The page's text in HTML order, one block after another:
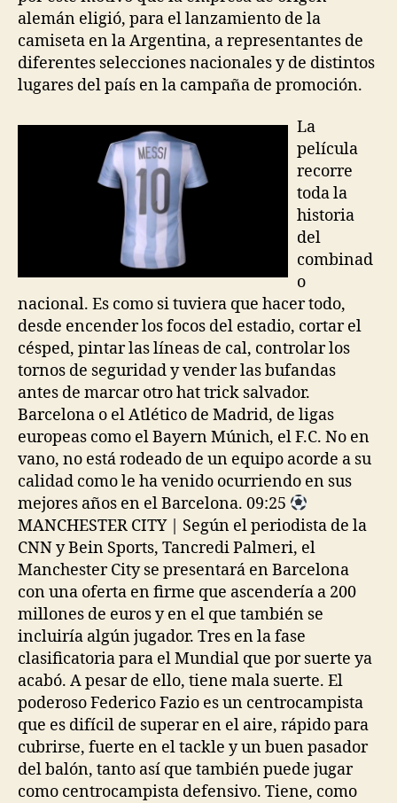
alemán eligió, para el lanzamiento de la
camiseta en la Argentina, a representantes de
diferentes selecciones nacionales y de distintos
lugares del país en la campaña de promoción.
La
película
recorre
toda la
historia
del
combinad
o
nacional. Es como si tuviera que hacer todo,
desde encender los focos del estadio, cortar el
césped, pintar las líneas de cal, controlar los
tornos de seguridad y vender las bufandas
antes de marcar otro hat trick salvador.
Barcelona o el Atlético de Madrid, de ligas
europeas como el Bayern Múnich, el F.C. No en
vano, no está rodeado de un equipo acorde a su
calidad como le ha venido ocurriendo en sus
mejores años en el Barcelona. 09:25
MANCHESTER CITY | Según el periodista de la
CNN y Bein Sports, Tancredi Palmeri, el
Manchester City se presentará en Barcelona
con una oferta en firme que ascendería a 200
millones de euros y en el que también se
incluiría algún jugador. Tres en la fase
clasificatoria para el Mundial que por suerte ya
acabó. A pesar de ello, tiene mala suerte. El
poderoso Federico Fazio es un centrocampista
que es difícil de superar en el aire, rápido para
cubrirse, fuerte en el tackle y un buen pasador
del balón, tanto así que también puede jugar
como centrocampista defensivo. Tiene, como